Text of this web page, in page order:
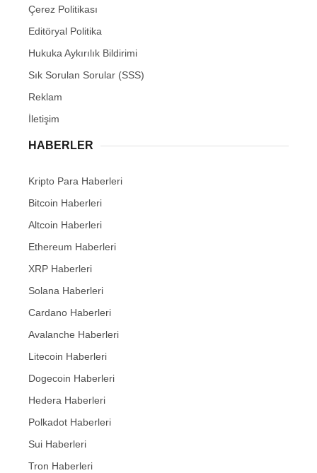
Çerez Politikası
Editöryal Politika
Hukuka Aykırılık Bildirimi
Sık Sorulan Sorular (SSS)
Reklam
İletişim
HABERLER
Kripto Para Haberleri
Bitcoin Haberleri
Altcoin Haberleri
Ethereum Haberleri
XRP Haberleri
Solana Haberleri
Cardano Haberleri
Avalanche Haberleri
Litecoin Haberleri
Dogecoin Haberleri
Hedera Haberleri
Polkadot Haberleri
Sui Haberleri
Tron Haberleri